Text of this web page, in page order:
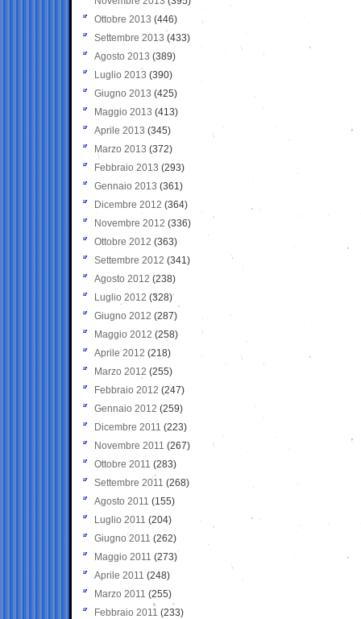
Ottobre 2013 (446)
Settembre 2013 (433)
Agosto 2013 (389)
Luglio 2013 (390)
Giugno 2013 (425)
Maggio 2013 (413)
Aprile 2013 (345)
Marzo 2013 (372)
Febbraio 2013 (293)
Gennaio 2013 (361)
Dicembre 2012 (364)
Novembre 2012 (336)
Ottobre 2012 (363)
Settembre 2012 (341)
Agosto 2012 (238)
Luglio 2012 (328)
Giugno 2012 (287)
Maggio 2012 (258)
Aprile 2012 (218)
Marzo 2012 (255)
Febbraio 2012 (247)
Gennaio 2012 (259)
Dicembre 2011 (223)
Novembre 2011 (267)
Ottobre 2011 (283)
Settembre 2011 (268)
Agosto 2011 (155)
Luglio 2011 (204)
Giugno 2011 (262)
Maggio 2011 (273)
Aprile 2011 (248)
Marzo 2011 (255)
Febbraio 2011 (233)